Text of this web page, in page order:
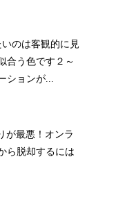
いのは客観的に見
合う色です２～
ションが...
が最悪！オンラ
ら脱却するには